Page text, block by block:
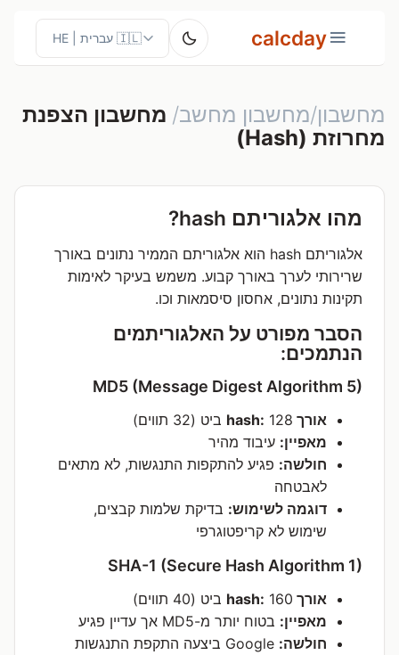
calcday
מחשבון/מחשבון מחשב/ מחשבון הצפנת
מחרוזת (Hash)
מהו אלגוריתם hash?
אלגוריתם hash הוא אלגוריתם הממיר נתונים באורך
שרירותי לערך באורך קבוע. משמש בעיקר לאימות
תקינות נתונים, אחסון סיסמאות וכו.
הסבר מפורט על האלגוריתמים
הנתמכים:
MD5 (Message Digest Algorithm 5)
אורך hash: 128 ביט (32 תווים)
מאפיין: עיבוד מהיר
חולשה: פגיע להתקפות התנגשות, לא מתאים
לאבטחה
דוגמה לשימוש: בדיקת שלמות קבצים,
שימוש לא קריפטוגרפי
SHA-1 (Secure Hash Algorithm 1)
אורך hash: 160 ביט (40 תווים)
מאפיין: בטוח יותר מ-MD5 אך עדיין פגיע
חולשה:
Google ביצעה התקפת התנגשות